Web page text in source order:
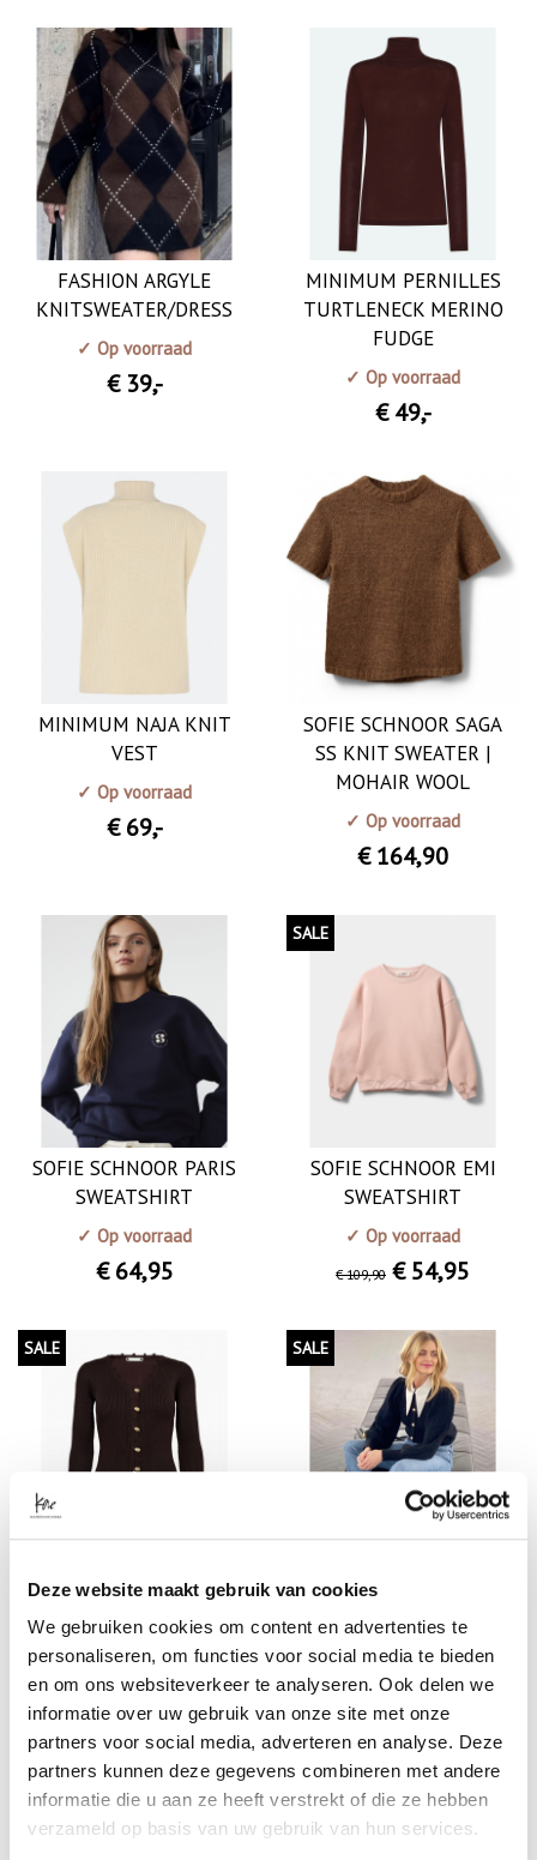
Deze website maakt gebruik van cookies
We gebruiken cookies om content en advertenties te
personaliseren, om functies voor social media te bieden
en om ons websiteverkeer te analyseren. Ook delen we
informatie over uw gebruik van onze site met onze
partners voor social media, adverteren en analyse. Deze
partners kunnen deze gegevens combineren met andere
informatie die u aan ze heeft verstrekt of die ze hebben
verzameld op basis van uw gebruik van hun services.
FASHION ARGYLE
KNITSWEATER/DRESS
✓ Op voorraad
€ 39,-
MINIMUM PERNILLES
TURTLENECK MERINO
FUDGE
✓ Op voorraad
€ 49,-
MINIMUM NAJA KNIT
VEST
✓ Op voorraad
€ 69,-
SOFIE SCHNOOR SAGA
SS KNIT SWEATER |
MOHAIR WOOL
✓ Op voorraad
€ 164,90
SOFIE SCHNOOR PARIS
SWEATSHIRT
✓ Op voorraad
€ 64,95
SALE
SOFIE SCHNOOR EMI
SWEATSHIRT
✓ Op voorraad
€ 109,90 € 54,95
SALE
CO’COUTURE BALIN
Nog1op voorraad
€ 49,-
SALE
GESTUZ RAWAN COLLAR
KATOEN
✓ Op voorraad
€ 139,-€ 79,-